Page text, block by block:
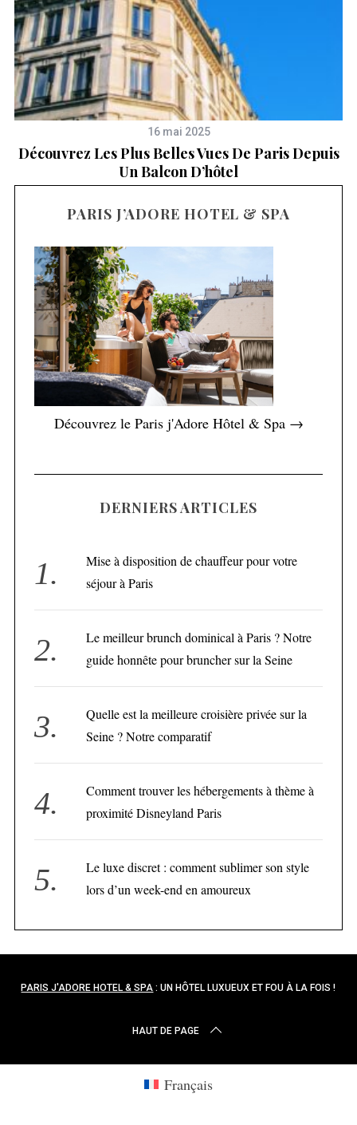
16 mai 2025
Découvrez Les Plus Belles Vues De Paris Depuis
Un Balcon D’hôtel
PARIS J’ADORE HOTEL & SPA
Découvrez le Paris j'Adore Hôtel & Spa →
DERNIERS ARTICLES
Mise à disposition de chauffeur pour votre
séjour à Paris
Le meilleur brunch dominical à Paris ? Notre
guide honnête pour bruncher sur la Seine
Quelle est la meilleure croisière privée sur la
Seine ? Notre comparatif
Comment trouver les hébergements à thème à
proximité Disneyland Paris
Le luxe discret : comment sublimer son style
lors d’un week-end en amoureux
PARIS J'ADORE HOTEL & SPA : UN HÔTEL LUXUEUX ET FOU À LA FOIS !
HAUT DE PAGE
Français